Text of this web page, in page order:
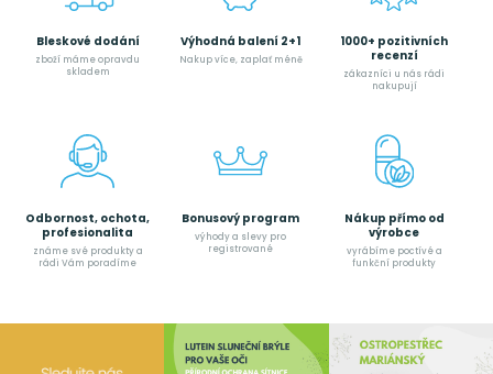
Bleskové dodání
zboží máme opravdu
skladem
Výhodná balení 2+1
Nakup více, zaplať méně
1000+ pozitivních
recenzí
zákazníci u nás rádi
nakupují
Odbornost, ochota,
profesionalita
známe své produkty a
rádi Vám poradíme
Bonusový program
výhody a slevy pro
registrované
Nákup přímo od
výrobce
vyrábíme poctívé a
funkční produkty